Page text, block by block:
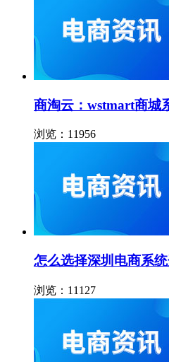
商淘云：wstmart商城
浏览：11956
怎么选择深圳电商系
浏览：11127